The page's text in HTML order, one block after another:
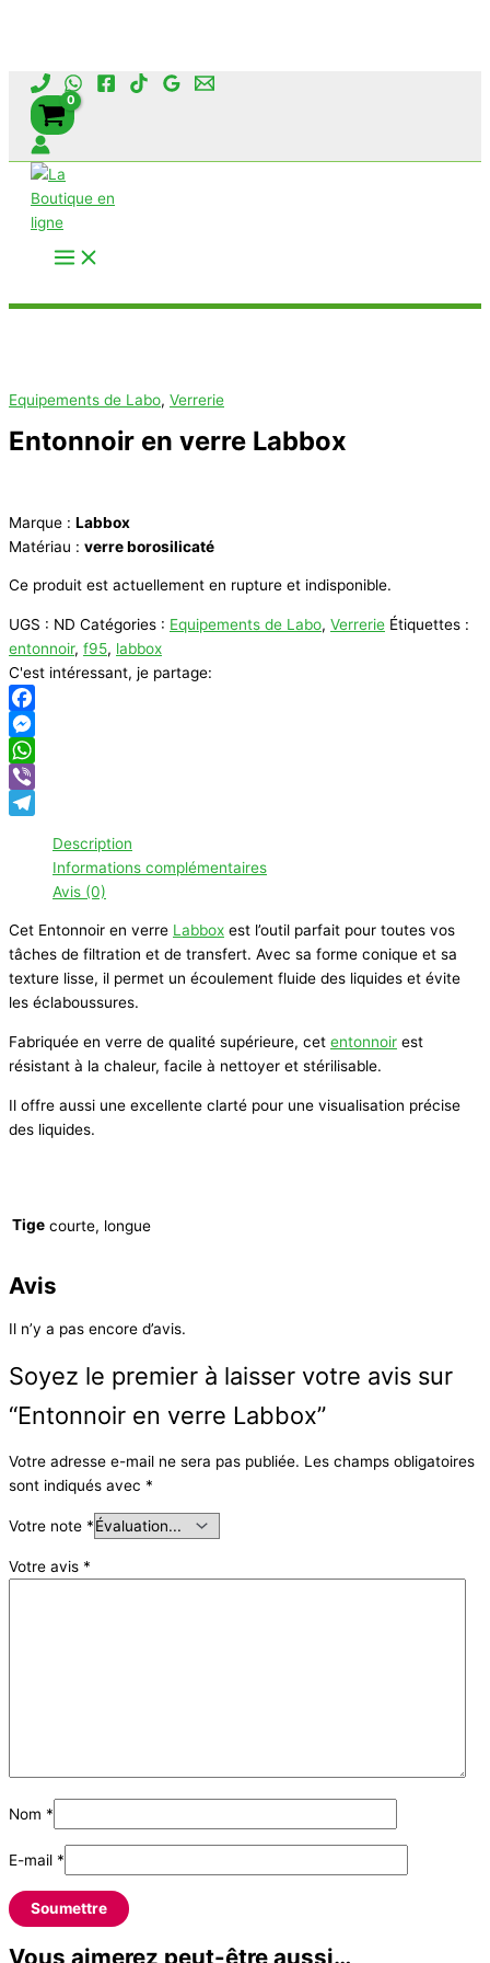
Aller
contenu
Equipements de Labo, Verrerie
Entonnoir en verre Labbox
Marque : Labbox
Matériau : verre borosilicaté
Ce produit est actuellement en rupture et indisponible.
UGS : ND Catégories : Equipements de Labo, Verrerie Étiquettes :
entonnoir, f95, labbox
C'est intéressant, je partage:
Facebook
Messenger
WhatsApp
Viber
Description
Informations complémentaires
Avis (0)
Cet Entonnoir en verre Labbox est l’outil parfait pour toutes vos
tâches de filtration et de transfert. Avec sa forme conique et sa
texture lisse, il permet un écoulement fluide des liquides et évite
les éclaboussures.
Fabriquée en verre de qualité supérieure, cet entonnoir est
résistant à la chaleur, facile à nettoyer et stérilisable.
Il offre aussi une excellente clarté pour une visualisation précise
des liquides.
Tige courte, longue
Avis
Il n’y a pas encore d’avis.
Soyez le premier à laisser votre avis sur
“Entonnoir en verre Labbox”
Votre adresse e-mail ne sera pas publiée. Les champs obligatoires
sont indiqués avec *
Votre note *
Votre avis *
Nom *
E-mail *
Vous aimerez peut-être aussi…